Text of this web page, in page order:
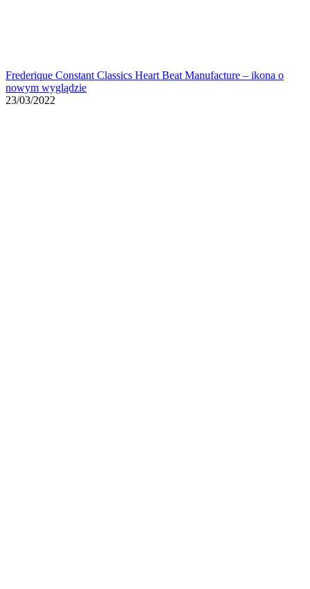
Frederique Constant Classics Heart Beat Manufacture – ikona o
nowym wyglądzie
23/03/2022